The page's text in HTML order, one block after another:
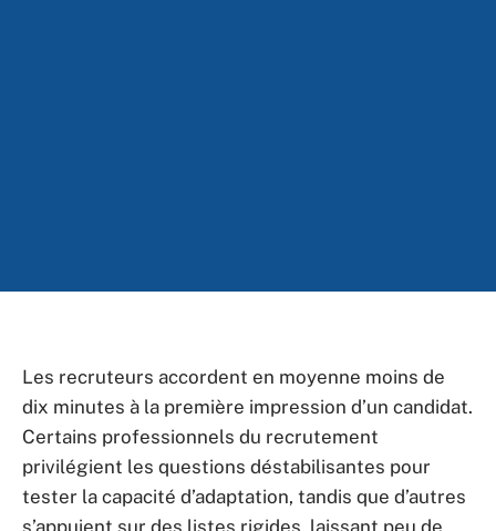
Les recruteurs accordent en moyenne moins de
dix minutes à la première impression d’un candidat.
Certains professionnels du recrutement
privilégient les questions déstabilisantes pour
tester la capacité d’adaptation, tandis que d’autres
s’appuient sur des listes rigides, laissant peu de